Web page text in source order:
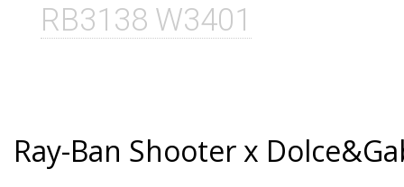
RB3138 W3401
Ray-Ban Shooter x